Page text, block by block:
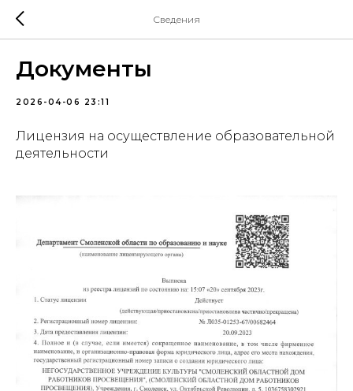
Сведения
Документы
2026-04-06 23:11
Лицензия на осуществление образовательной
деятельности